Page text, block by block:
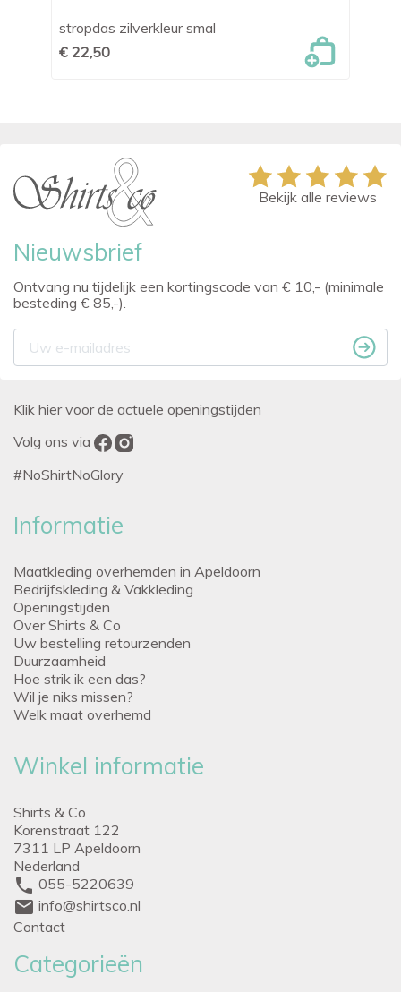
stropdas zilverkleur smal
€ 22,50
Nieuwsbrief
Ontvang nu tijdelijk een kortingscode van € 10,- (minimale
besteding € 85,-).
Bekijk alle reviews
Klik hier voor de actuele openingstijden
Volg ons via
#NoShirtNoGlory
Informatie
Maatkleding overhemden in Apeldoorn
Bedrijfskleding & Vakkleding
Openingstijden
Over Shirts & Co
Uw bestelling retourzenden
Duurzaamheid
Hoe strik ik een das?
Wil je niks missen?
Welk maat overhemd
Winkel informatie
Shirts & Co
Korenstraat 122
7311 LP Apeldoorn
Nederland
phone 055-5220639
mail info@shirtsco.nl
Contact
Categorieën